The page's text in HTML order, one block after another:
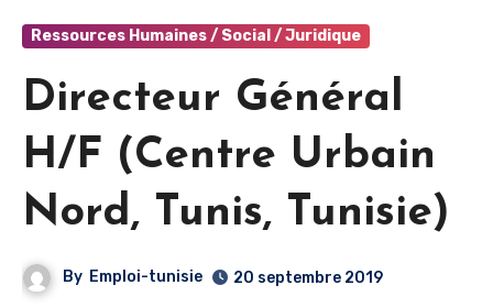
Ressources Humaines / Social / Juridique
Directeur Général
H/F (Centre Urbain
Nord, Tunis, Tunisie)
By Emploi-tunisie 20 septembre 2019